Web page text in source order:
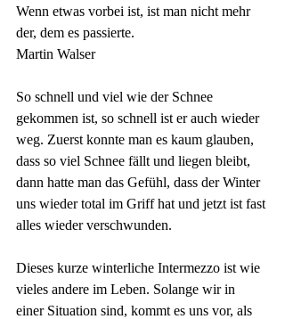
Wenn etwas vorbei ist, ist man nicht mehr
der, dem es passierte.
Martin Walser
So schnell und viel wie der Schnee
gekommen ist, so schnell ist er auch wieder
weg. Zuerst konnte man es kaum glauben,
dass so viel Schnee fällt und liegen bleibt,
dann hatte man das Gefühl, dass der Winter
uns wieder total im Griff hat und jetzt ist fast
alles wieder verschwunden.
Dieses kurze winterliche Intermezzo ist wie
vieles andere im Leben. Solange wir in
einer Situation sind, kommt es uns vor, als